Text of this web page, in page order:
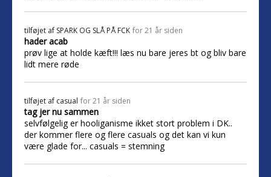
tilføjet af SPARK OG SLÅ PÅ FCK for 21 år siden
hader acab
prøv lige at holde kæft!!! læs nu bare jeres bt og bliv bare
lidt mere røde
tilføjet af casual for 21 år siden
tag jer nu sammen
selvfølgelig er hooliganisme ikket stort problem i DK..
der kommer flere og flere casuals og det kan vi kun
være glade for... casuals = stemning